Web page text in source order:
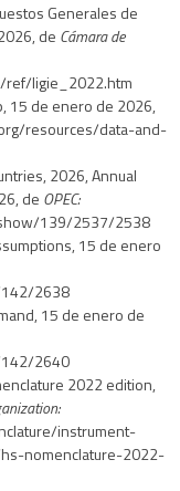
Generales de
de Cámara de
ref/ligie_2022.htm
15 de enero de 2026,
resources/data-and-
2026, Annual
de OPEC:
139/2537/2538
15 de enero
2638
15 de enero de
2640
2022 edition,
instrument-
nomenclature-2022-